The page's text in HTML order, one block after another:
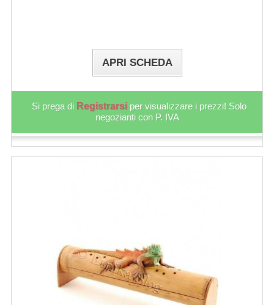
APRI SCHEDA
Si prega di Registrarsi per visualizzare i prezzi! Solo
negozianti con P. IVA